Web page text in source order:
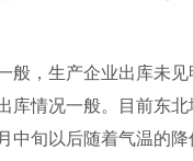
，生产企业出库未见
库情况一般。目前东
中旬以后随着气温的